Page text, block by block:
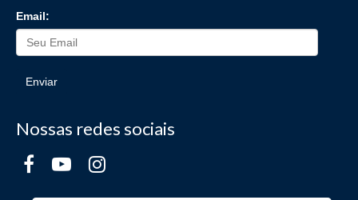
Email:
Enviar
Nossas redes sociais